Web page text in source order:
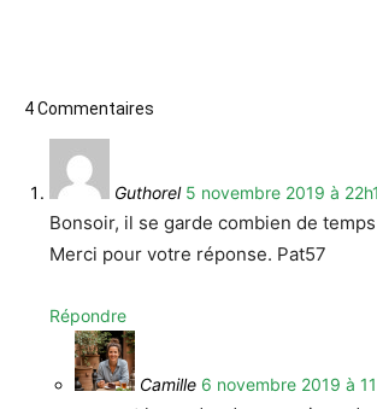
4 Commentaires
Guthorel 5 novembre 2019 à
Bonsoir, il se garde combien de
Merci pour votre réponse. Pat57
Répondre
Camille 6 novembre 2019 à